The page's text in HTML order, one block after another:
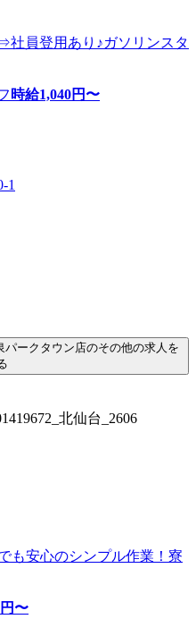
員登用あり♪ガソリンスタ
時給1,040円〜
1
ークタウン店のその他の求人を
北仙台_2606
も安心のシンプル作業！寮
円〜